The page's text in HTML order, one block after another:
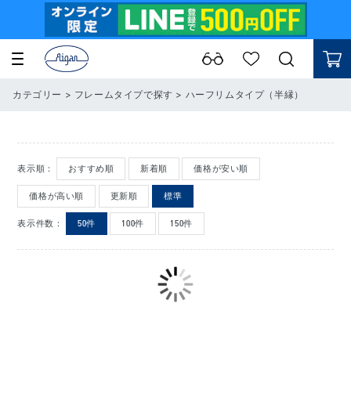
カテゴリー > フレームタイプで探す > ハーフリムタイプ（半縁）
表示順： おすすめ順 新着順 価格が安い順
価格が高い順 更新順 標準
表示件数： 50件 100件 150件